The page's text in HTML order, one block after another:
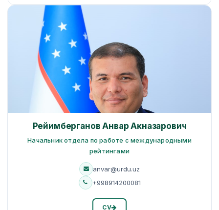
Рейимберганов Анвар Акназарович
Начальник отдела по работе с международными
рейтингами
anvar@urdu.uz
+998914200081
CV